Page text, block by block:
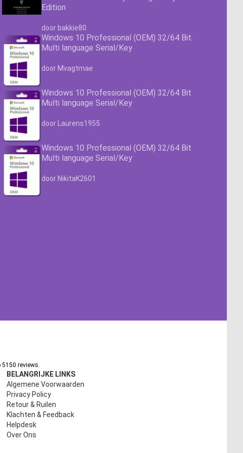
Edition
Waardering4.63
door bakkie80
Windows 10 Professional (OEM) 32/64 Bit
Multi language Serial/Key
Waardering4.63
door Mvagtmae
Windows 10 Professional (OEM) 32/64 Bit
Multi language Serial/Key
Waardering4.63uit 5
door Laurens1955
Windows 10 Professional (OEM) 32/64 Bit
Multi language Serial/Key
Waardering4.63
door NikitaK2601
reviews.
BELANGRIJKE LINKS
Algemene Voorwaarden
Privacy Policy
Retour & Ruilen
Klachten & Feedback
Helpdesk
Over Ons